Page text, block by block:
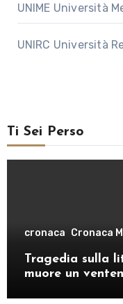
UNIME Università
UNIRC Università
Ti Sei Perso
cronaca Cronaca
Tragedia sulla
muore un